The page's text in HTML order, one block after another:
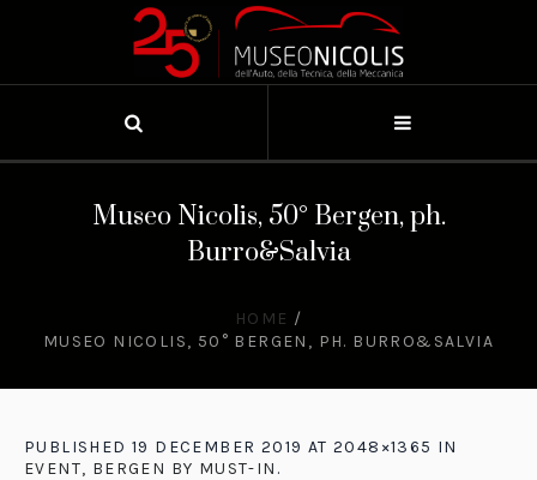
Museo Nicolis, 50° Bergen, ph.
Burro&Salvia
HOME /
MUSEO NICOLIS, 50° BERGEN, PH. BURRO&SALVIA
PUBLISHED 19 DECEMBER 2019 AT 2048×1365 IN
EVENT, BERGEN BY MUST-IN .